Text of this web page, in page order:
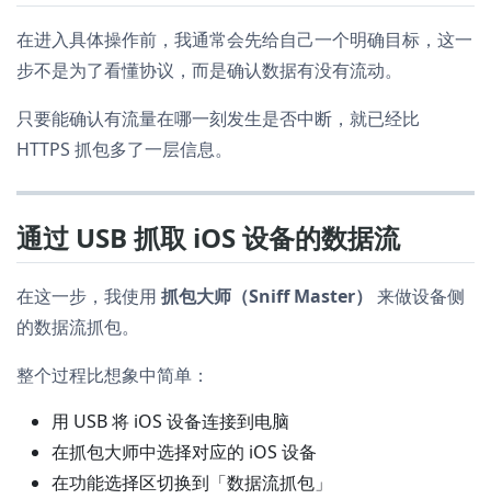
在进入具体操作前，我通常会先给自己一个明确目标，这一
步不是为了看懂协议，而是确认数据有没有流动。
只要能确认有流量在哪一刻发生是否中断，就已经比
HTTPS 抓包多了一层信息。
通过 USB 抓取 iOS 设备的数据流
在这一步，我使用 抓包大师（Sniff Master） 来做设备侧
的数据流抓包。
整个过程比想象中简单：
用 USB 将 iOS 设备连接到电脑
在抓包大师中选择对应的 iOS 设备
在功能选择区切换到「数据流抓包」